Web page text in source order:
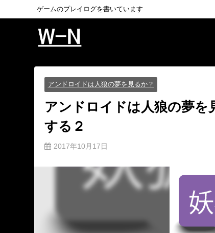
ゲームのプレイログを書いています
アンドロイドは人狼の夢を見るか？
アンドロイドは人狼の夢を
する２
2017年10月17日